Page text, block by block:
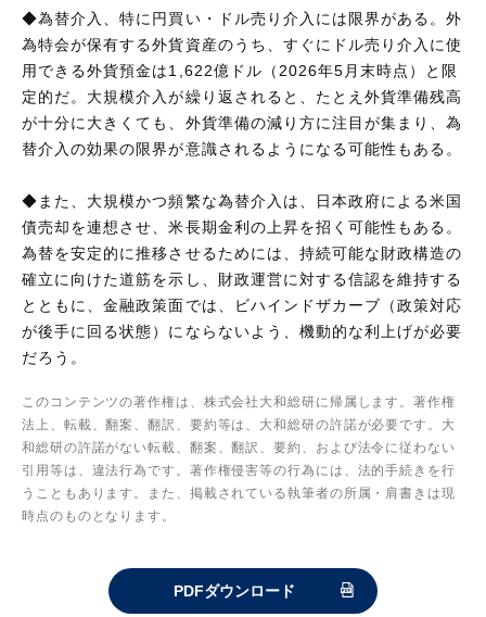
◆為替介入、特に円買い・ドル売り介入には限界がある。外
為特会が保有する外貨資産のうち、すぐにドル売り介入に使
用できる外貨預金は1,622億ドル（2026年5月末時点）と限
定的だ。大規模介入が繰り返されると、たとえ外貨準備残高
が十分に大きくても、外貨準備の減り方に注目が集まり、為
替介入の効果の限界が意識されるようになる可能性もある。
◆また、大規模かつ頻繁な為替介入は、日本政府による米国
債売却を連想させ、米長期金利の上昇を招く可能性もある。
為替を安定的に推移させるためには、持続可能な財政構造の
確立に向けた道筋を示し、財政運営に対する信認を維持する
とともに、金融政策面では、ビハインドザカーブ（政策対応
が後手に回る状態）にならないよう、機動的な利上げが必要
だろう。
このコンテンツの著作権は、株式会社大和総研に帰属します。著作権
法上、転載、翻案、翻訳、要約等は、大和総研の許諾が必要です。大
和総研の許諾がない転載、翻案、翻訳、要約、および法令に従わない
引用等は、違法行為です。著作権侵害等の行為には、法的手続きを行
うこともあります。また、掲載されている執筆者の所属・肩書きは現
時点のものとなります。
PDFダウンロード